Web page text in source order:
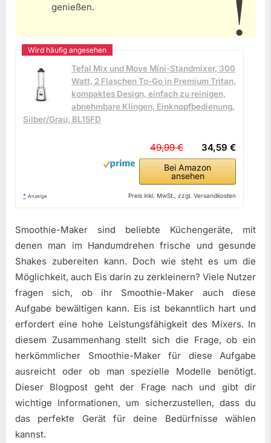
genießen.
Tefal Mix und Move Mini-Standmixer, 300
Watt, 2 Flaschen To-Go in Premium Tritan,
kompaktes Design, einfach zu reinigen,
abnehmbare Klingen, Einknopfbedienung,
Silber/Grau, BL15FD
34,59 €
49,99 €
Bei Amazon
ansehen
* Anzeige Preis inkl. MwSt., zzgl. Versandkosten
Smoothie-Maker sind beliebte Küchengeräte, mit
denen man im Handumdrehen frische und gesunde
Shakes zubereiten kann. Doch wie steht es um die
Möglichkeit, auch Eis darin zu zerkleinern? Viele Nutzer
fragen sich, ob ihr Smoothie-Maker auch diese
Aufgabe bewältigen kann. Eis ist bekanntlich hart und
erfordert eine hohe Leistungsfähigkeit des Mixers. In
diesem Zusammenhang stellt sich die Frage, ob ein
herkömmlicher Smoothie-Maker für diese Aufgabe
ausreicht oder ob man spezielle Modelle benötigt.
Dieser Blogpost geht der Frage nach und gibt dir
wichtige Informationen, um sicherzustellen, dass du
das perfekte Gerät für deine Bedürfnisse wählen
kannst.